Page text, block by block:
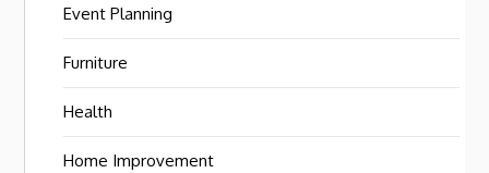
Event Planning
Furniture
Health
Home Improvement